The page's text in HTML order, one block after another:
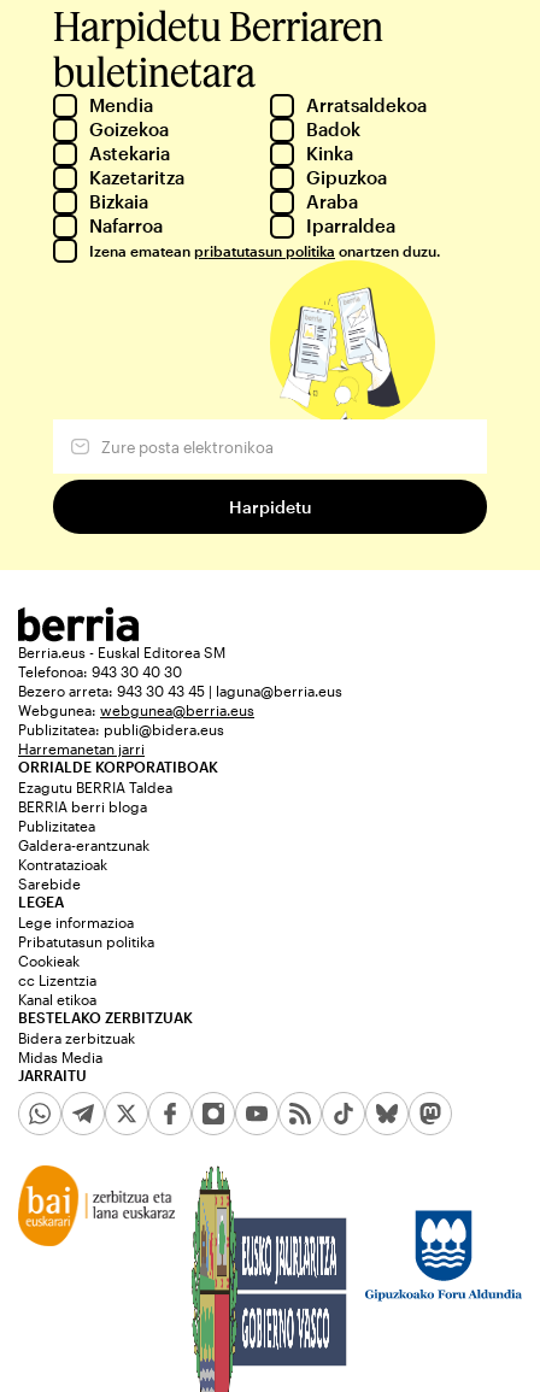
Harpidetu Berriaren
buletinetara
Mendia
Arratsaldekoa
Goizekoa
Badok
Astekaria
Kinka
Kazetaritza
Gipuzkoa
Bizkaia
Araba
Nafarroa
Iparraldea
Izena ematean pribatutasun politika onartzen duzu.
Berria.eus - Euskal Editorea SM
Telefonoa: 943 30 40 30
Bezero arreta: 943 30 43 45 | laguna@berria.eus
Webgunea: webgunea@berria.eus
Publizitatea: publi@bidera.eus
Harremanetan jarri
ORRIALDE KORPORATIBOAK
Ezagutu BERRIA Taldea
BERRIA berri bloga
Publizitatea
Galdera-erantzunak
Kontratazioak
Sarebide
JARRAITU
LEGEA
Lege informazioa
Pribatutasun politika
Cookieak
cc Lizentzia
Kanal etikoa
BESTELAKO ZERBITZUAK
Bidera zerbitzuak
Midas Media